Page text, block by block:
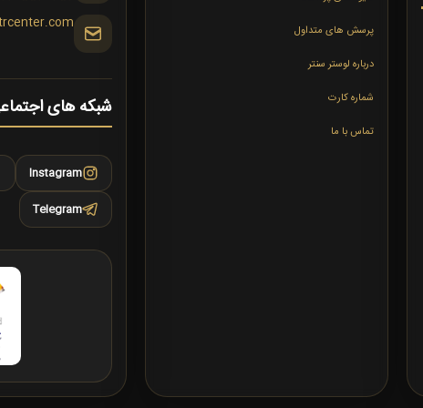
پرسش های متداول
درباره لوستر سنتر
شماره کارت
تماس با ما
شبکه های
Instagram
Telegram